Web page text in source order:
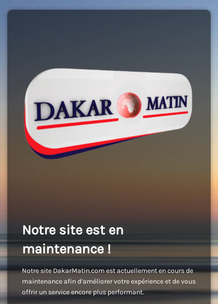
Notre site est en
maintenance !
Notre site DakarMatin.com est actuellement en cours de
maintenance afin d’améliorer votre expérience et de vous
offrir un service encore plus performant.